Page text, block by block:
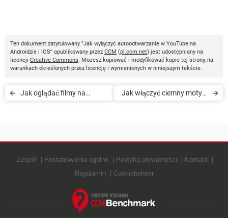
Ten dokument zatytułowany "Jak wyłączyć autoodtwarzanie w YouTube na
Androidzie i iOS" opublikowany przez CCM (pl.ccm.net) jest udostępniany na
licencji Creative Commons. Możesz kopiować i modyfikować kopie tej strony, na
warunkach określonych przez licencję i wymienionych w niniejszym tekście.
Jak oglądać filmy na
Jak włączyć ciemny motyw
Zespół Postanowienia ogólne Polityką prywatności
Kontakt
Regulamin
Cookiebeheer